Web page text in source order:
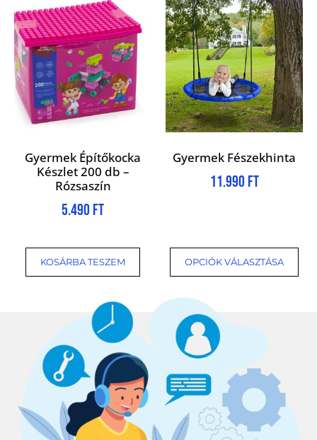
Gyermek Építőkocka
Készlet 200 db –
Rózsaszín
5.490 Ft
KOSÁRBA TESZEM
Gyermek Fészekhinta
11.990 Ft
OPCIÓK VÁLASZTÁSA